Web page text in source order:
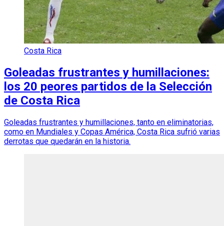
Costa Rica
Goleadas frustrantes y humillaciones:
los 20 peores partidos de la Selección
de Costa Rica
Goleadas frustrantes y humillaciones, tanto en eliminatorias,
como en Mundiales y Copas América, Costa Rica sufrió varias
derrotas que quedarán en la historia.